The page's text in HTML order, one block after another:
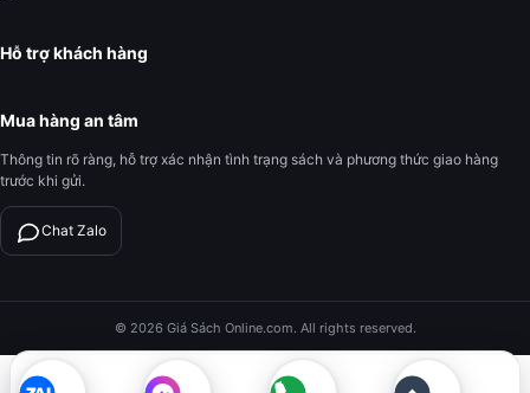
Hỗ trợ khách hàng
Mua hàng an tâm
Thông tin rõ ràng, hỗ trợ xác nhận tình trạng sách và phương thức giao hàng
trước khi gửi.
Chat Zalo
© 2026 Giá Sách Online.com. All rights reserved.